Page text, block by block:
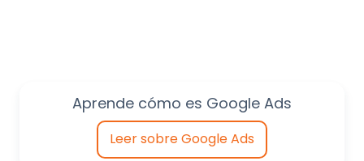
Aprende cómo es Google Ads
Leer sobre Google Ads